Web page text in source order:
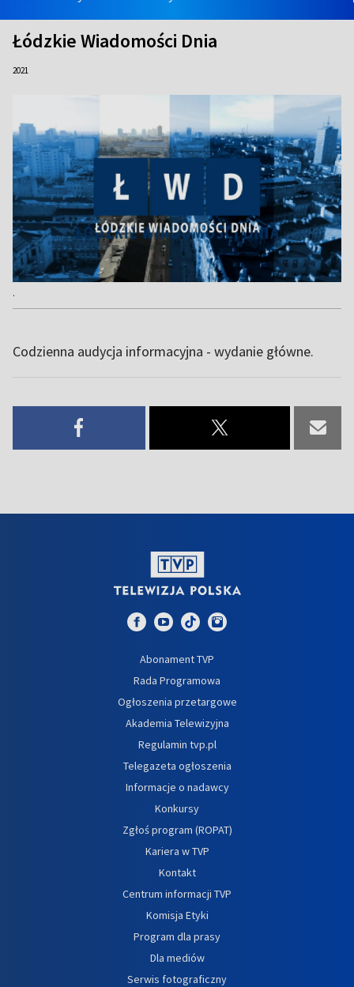
Łódzkie Wiadomości Dnia
2021
.
Codzienna audycja informacyjna - wydanie główne.
Abonament TVP
Rada Programowa
Ogłoszenia przetargowe
Akademia Telewizyjna
Regulamin tvp.pl
Telegazeta ogłoszenia
Informacje o nadawcy
Konkursy
Zgłoś program (ROPAT)
Kariera w TVP
Kontakt
Centrum informacji TVP
Komisja Etyki
Program dla prasy
Dla mediów
Serwis fotograficzny